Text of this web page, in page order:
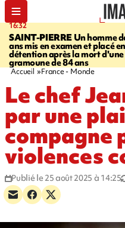
16:32
SAINT-PIERREUn homme
ans mis en examen et placé en
détention après la mort d'une
gramoune de 84 ans
Accueil France - Monde
Le chef
par une
compagne
violences
Publié le 25 août 2025 à 14:25